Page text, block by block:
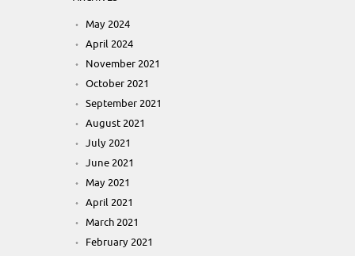
May 2024
April 2024
November 2021
October 2021
September 2021
August 2021
July 2021
June 2021
May 2021
April 2021
March 2021
February 2021